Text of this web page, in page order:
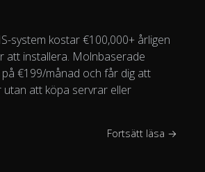
system kostar €100,000+ årligen
att installera. Molnbaserade
€199/månad och får dig att
utan att köpa servrar eller
Fortsätt läsa →